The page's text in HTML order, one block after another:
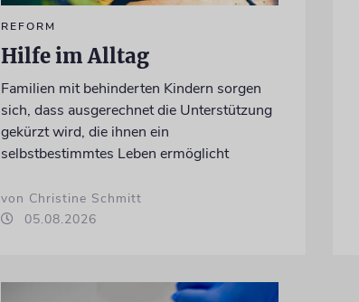
REFORM
Hilfe im Alltag
Familien mit behinderten Kindern sorgen
sich, dass ausgerechnet die Unterstützung
gekürzt wird, die ihnen ein
selbstbestimmtes Leben ermöglicht
von Christine Schmitt
05.08.2026